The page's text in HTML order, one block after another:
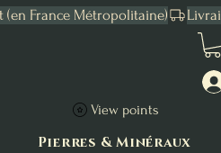
Pierres & Minéraux
View points